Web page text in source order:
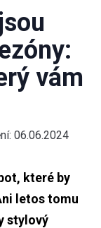
vám
06.06.2024
které by
letos tomu
stylový